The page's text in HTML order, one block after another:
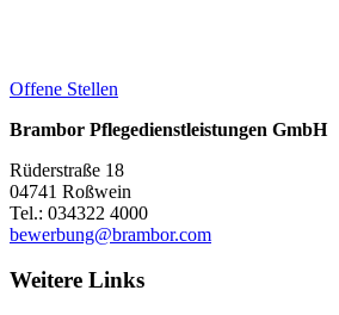
Offene Stellen
Brambor Pflegedienstleistungen GmbH
Rüderstraße 18
04741 Roßwein
Tel.: 034322 4000
bewerbung@brambor.com
Weitere Links